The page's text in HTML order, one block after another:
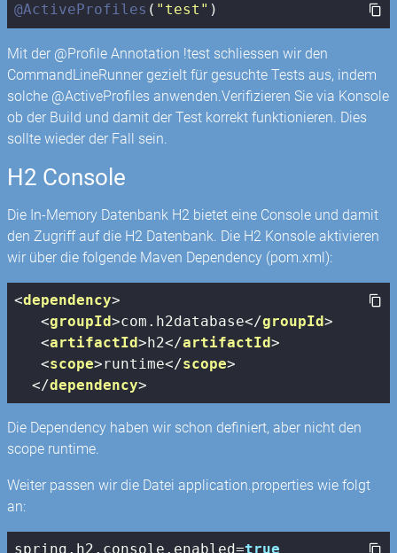
@ActiveProfiles ( "test" )
Mit der @Profile Annotation !test schliessen wir den
CommandLineRunner gezielt für gesuchte Tests aus, indem
solche @ActiveProfiles anwenden.Verifizieren Sie via Konsole
ob der Build und damit der Test korrekt funktionieren. Dies
sollte wieder der Fall sein.
H2 Console
Die In-Memory Datenbank H2 bietet eine Console und damit
den Zugriff auf die H2 Datenbank. Die H2 Konsole aktivieren
wir über die folgende Maven Dependency (pom.xml):
<dependency>
<groupId>com.h2database</groupId>
<artifactId>h2</artifactId>
<scope>runtime</scope>
</dependency>
Die Dependency haben wir schon definiert, aber nicht den
scope runtime.
Weiter passen wir die Datei application.properties wie folgt
an:
spring.h2. console .enabled=true